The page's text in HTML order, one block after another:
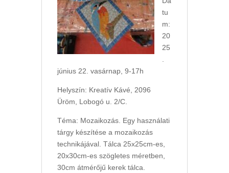
tu
m:
20
25
június 22. vasárnap, 9-17h
Helyszín: Kreatív Kávé, 2096
Üröm, Lobogó u. 2/C.
Téma: Mozaikozás. Egy használati
tárgy készítése a mozaikozás
technikájával. Tálca 25x25cm-es,
20x30cm-es szögletes méretben,
30cm átmérőjű kerek tálca.